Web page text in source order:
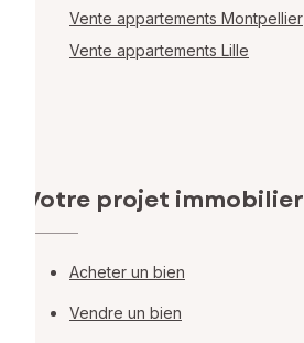
Vente appartements Montpellier
Vente appartements Lille
Votre projet immobilier
Acheter un bien
Vendre un bien